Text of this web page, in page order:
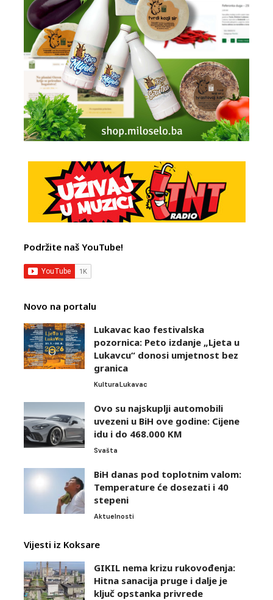
Podržite naš YouTube!
Novo na portalu
Lukavac kao festivalska
pozornica: Peto izdanje „Ljeta u
Lukavcu“ donosi umjetnost bez
granica
KulturaLukavac
Ovo su najskuplji automobili
uvezeni u BiH ove godine: Cijene
idu i do 468.000 KM
Svašta
BiH danas pod toplotnim valom:
Temperature će dosezati i 40
stepeni
Aktuelnosti
Vijesti iz Koksare
GIKIL nema krizu rukovođenja:
Hitna sanacija pruge i dalje je
ključ opstanka privrede